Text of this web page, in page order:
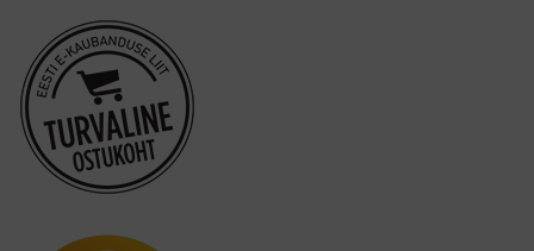
Miradent
Mizuha
OraCoat
Oral-B
OraCoat